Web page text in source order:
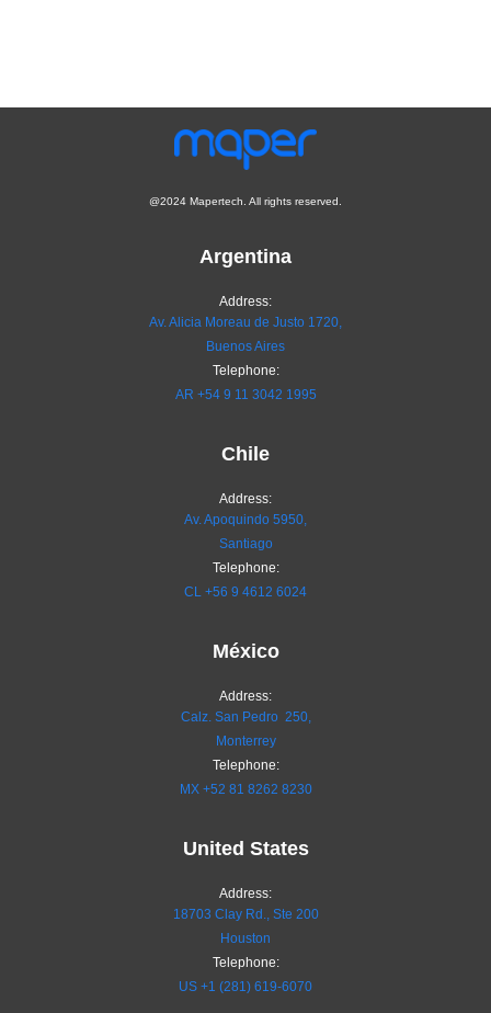
@2024 Mapertech. All rights reserved.
Argentina
Address:
Av. Alicia Moreau de Justo 1720,
Buenos Aires
Telephone:
AR +54 9 11 3042 1995
Chile
Address:
Av. Apoquindo 5950,
Santiago
Telephone:
CL +56 9 4612 6024
México
Address:
Calz. San Pedro 250,
Monterrey
Telephone:
MX +52 81 8262 8230
United States
Address:
18703 Clay Rd., Ste 200
Houston
Telephone:
US +1 (281) 619-6070